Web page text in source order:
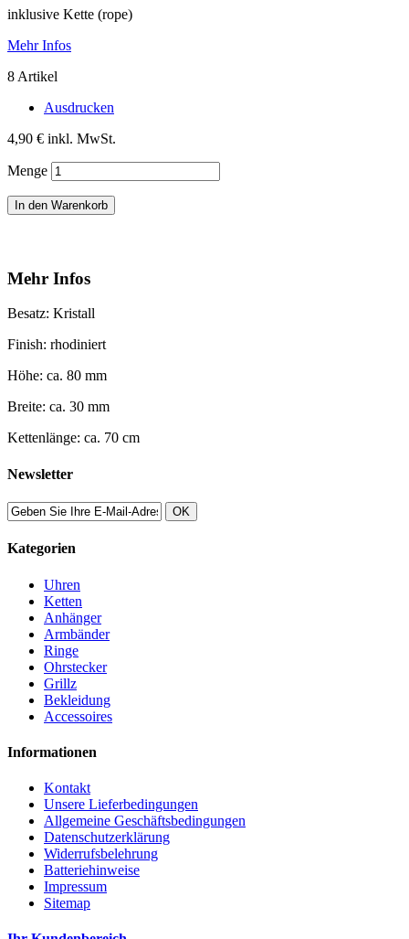
inklusive Kette (rope)
Mehr Infos
8 Artikel
Ausdrucken
4,90 € inkl. MwSt.
Menge
In den Warenkorb
Mehr Infos
Besatz: Kristall
Finish: rhodiniert
Höhe: ca. 80 mm
Breite: ca. 30 mm
Kettenlänge: ca. 70 cm
Newsletter
OK
Kategorien
Uhren
Ketten
Anhänger
Armbänder
Ringe
Ohrstecker
Grillz
Bekleidung
Accessoires
Informationen
Kontakt
Unsere Lieferbedingungen
Allgemeine Geschäftsbedingungen
Datenschutzerklärung
Widerrufsbelehrung
Batteriehinweise
Impressum
Sitemap